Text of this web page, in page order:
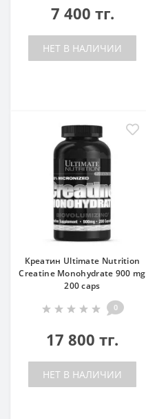
7 400 тг.
НЕТ В НАЛИЧИИ
Креатин Ultimate Nutrition
Creatine Monohydrate 900 mg
200 caps
0
17 800 тг.
НЕТ В НАЛИЧИИ